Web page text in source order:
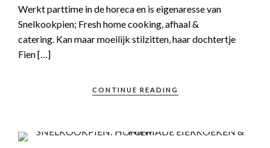
Werkt parttime in de horeca en is eigenaresse van
Snelkookpien; Fresh home cooking, afhaal &
catering. Kan maar moeilijk stilzitten, haar dochtertje
Fien […]
CONTINUE READING